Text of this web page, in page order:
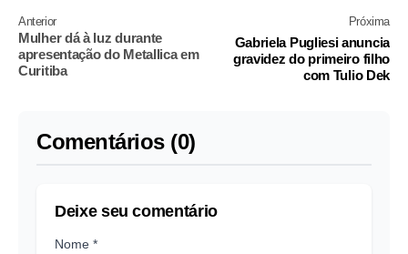
Anterior
Mulher dá à luz durante
apresentação do Metallica em
Curitiba
Próxima
Gabriela Pugliesi anuncia
gravidez do primeiro filho
com Tulio Dek
Comentários (0)
Deixe seu comentário
Nome *